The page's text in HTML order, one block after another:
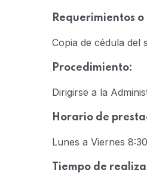
Requerimientos
Copia de cédula del
Procedimiento:
Dirigirse a la
Horario de
Lunes a Viernes
Tiempo de